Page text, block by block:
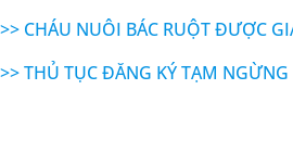
>> CHÁU NUÔI BÁC RUỘT ĐƯỢC
>> THỦ TỤC ĐĂNG KÝ TẠM